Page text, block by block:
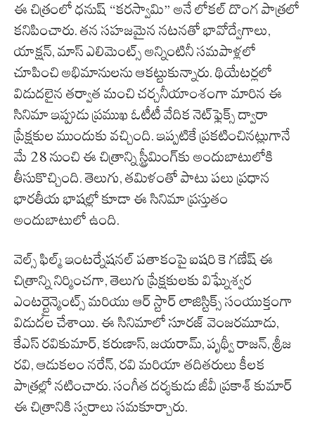
ఈ చిత్రంలో ధనుష్ “కరస్వామి” అనే లోకల్ దొంగ పాత్రలో
కనిపించారు. తన సహజమైన నటనతో భావోద్వేగాలు,
యాక్షన్, మాస్ ఎలిమెంట్స్ అన్నింటినీ సమపాళ్లలో
చూపించి అభిమానులను ఆకట్టుకున్నారు. థియేటర్లలో
విడుదలైన తర్వాత మంచి చర్చనీయాంశంగా మారిన ఈ
సినిమా ఇప్పుడు ప్రముఖ ఓటీటీ వేదిక నెట్‌ఫ్లెక్స్ ద్వారా
ప్రేక్షకుల ముందుకు వచ్చింది. ఇప్పటికే ప్రకటించినట్లుగానే
మే 28 నుంచి ఈ చిత్రాన్ని స్ట్రీమింగ్‌కు అందుబాటులోకి
తీసుకొచ్చింది. తెలుగు, తమిళంతో పాటు పలు ప్రధాన
భారతీయ భాషల్లో కూడా ఈ సినిమా ప్రస్తుతం
అందుబాటులో ఉంది.
వెల్స్ ఫిల్మ్ ఇంటర్నేషనల్ పతాకంపై ఐషరి కె గణేష్ ఈ
చిత్రాన్ని నిర్మించగా, తెలుగు ప్రేక్షకులకు విఘ్నేశ్వర
ఎంటర్టైన్మెంట్స్ మరియు ఆర్ స్టార్ లాజిస్టిక్స్ సంయుక్తంగా
విడుదల చేశాయి. ఈ సినిమాలో సూరజ్ వెంజరమూడు,
కేఎస్ రవికుమార్, కరుణాస్, జయరామ్, పృథ్వీ రాజన్, శ్రీజ
రవి, ఆడుకలం నరేన్, రవి మరియా తదితరులు కీలక
పాత్రల్లో నటించారు. సంగీత దర్శకుడు జీవీ ప్రకాశ్ కుమార్
ఈ చిత్రానికి స్వరాలు సమకూర్చారు.